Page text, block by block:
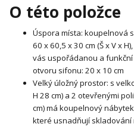
O této položce
Úspora místa: koupelnová
60 x 60,5 x 30 cm (Š x V x
vás uspořádanou a
otvoru sifonu: 20 x 10 cm
Velký úložný prostor: s
H 28 cm) a 2 otevřenými
cm) má koupelnový
které usnadňují